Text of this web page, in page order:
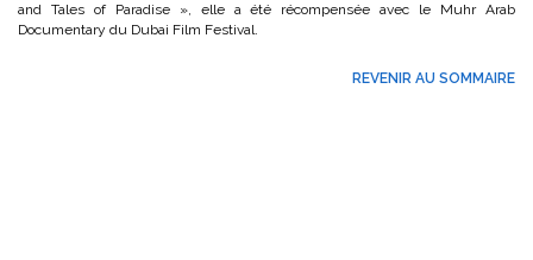
and Tales of Paradise », elle a été récompensée avec le Muhr Arab
Documentary du Dubai Film Festival.
REVENIR AU SOMMAIRE